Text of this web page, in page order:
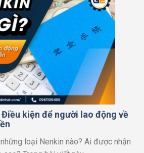
kiện để người lao động về
loại Nenkin nào? Ai được nhận